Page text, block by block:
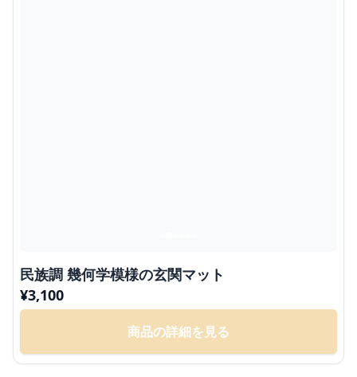
民族調 幾何学模様の玄関マット
¥3,100
商品の詳細を見る